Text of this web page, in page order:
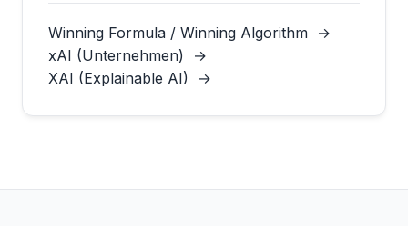
Winning Formula / Winning Algorithm →
xAI (Unternehmen)
→
XAI (Explainable AI)
→